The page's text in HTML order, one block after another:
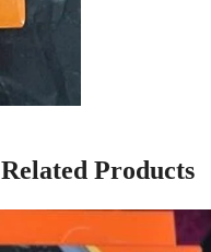
Related Products